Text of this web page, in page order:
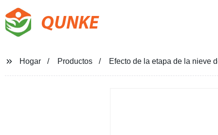
QUNKE
Hogar Productos Efecto de la etapa de la nieve